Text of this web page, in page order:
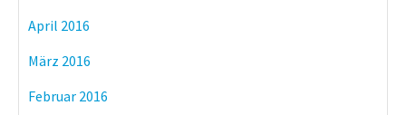
April 2016
März 2016
Februar 2016